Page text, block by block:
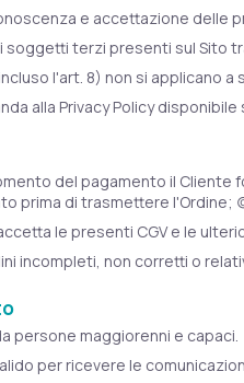
e accettazione delle
soggetti terzi presenti sul Sito
l'art. 8) non si applicano
alla Privacy Policy disponibile
del pagamento il
prima di trasmettere l'Ordine;
le presenti CGV e le
incompleti, non corretti o
persone maggiorenni e capaci.
per ricevere le